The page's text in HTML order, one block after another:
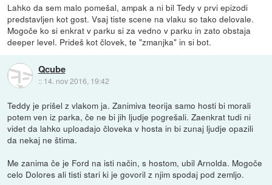
Lahko da sem malo pomešal, ampak a ni bil Tedy v prvi epizodi
predstavljen kot gost. Vsaj tiste scene na vlaku so tako delovale.
Mogoče ko si enkrat v parku si za vedno v parku in zato obstaja
deeper level. Prideš kot človek, te "zmanjka" in si bot.
Qcube
:: 14. nov 2016, 19:42
Teddy je prišel z vlakom ja. Zanimiva teorija samo hosti bi morali
potem ven iz parka, če ne bi jih ljudje pogrešali. Zaenkrat tudi ni
videt da lahko uploadajo človeka v hosta in bi zunaj ljudje opazili
da nekaj ne štima.
Me zanima če je Ford na isti način, s hostom, ubil Arnolda. Mogoče
celo Dolores ali tisti stari ki je govoril z njim spodaj pod zemljo.